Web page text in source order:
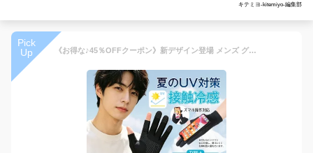
キテミヨ-kitemiyo-編集部
Pick
Up
《お得な♪45％OFFクーポン》新デザイン登場 メンズ グローブ 春夏用 冷感手袋 薄手 UVカット 日焼け止め 指出し 2本切り 滑り止め スマホ操作 ストレッチ 速乾性 釣り サイクルグローブ 運転用 通勤 通学 レディース 男女兼用